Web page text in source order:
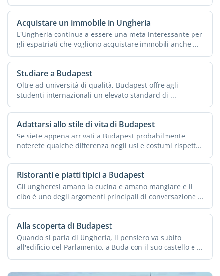
Acquistare un immobile in Ungheria
L'Ungheria continua a essere una meta interessante per
gli espatriati che vogliono acquistare immobili anche ...
Studiare a Budapest
Oltre ad università di qualità, Budapest offre agli
studenti internazionali un elevato standard di ...
Adattarsi allo stile di vita di Budapest
Se siete appena arrivati a Budapest probabilmente
noterete qualche differenza negli usi e costumi rispetto
alla ...
Ristoranti e piatti tipici a Budapest
Gli ungheresi amano la cucina e amano mangiare e il
cibo è uno degli argomenti principali di conversazione ...
Alla scoperta di Budapest
Quando si parla di Ungheria, il pensiero va subito
all'edificio del Parlamento, a Buda con il suo castello e ...